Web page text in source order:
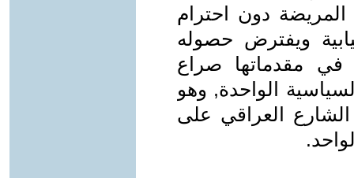
المريضة دون احترام
ويفترض حصوله
في مقدماتها صراع
الواحدة, وهو
العراقي على